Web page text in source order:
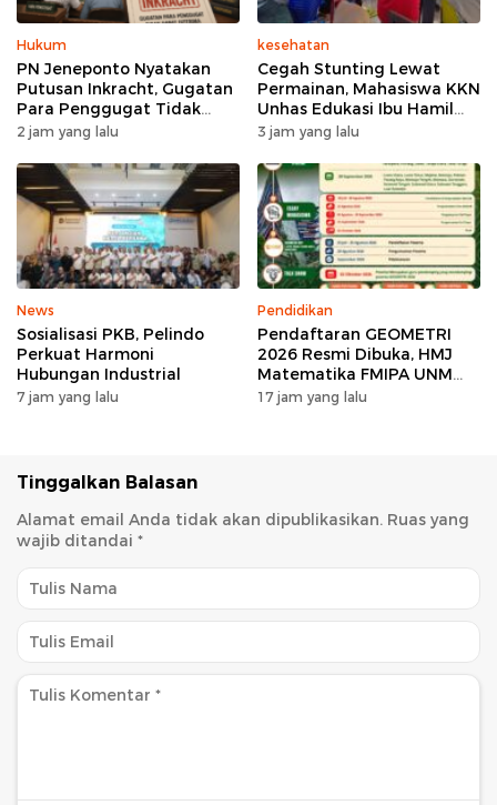
Hukum
PN Jeneponto Nyatakan
Putusan Inkracht, Gugatan
Para Penggugat Tidak
Dapat Diterima “Ditolak”
2 jam yang lalu
kesehatan
Cegah Stunting Lewat
Permainan, Mahasiswa KKN
Unhas Edukasi Ibu Hamil
dan Ibu Balita di Desa
3 jam yang lalu
News
Sosialisasi PKB, Pelindo
Perkuat Harmoni
Hubungan Industrial
7 jam yang lalu
Pendidikan
Pendaftaran GEOMETRI
2026 Resmi Dibuka, HMJ
Matematika FMIPA UNM
Siapkan Ajang Kompetisi
17 jam yang lalu
Tinggalkan Balasan
Alamat email Anda tidak akan dipublikasikan. Ruas yang
wajib ditandai *